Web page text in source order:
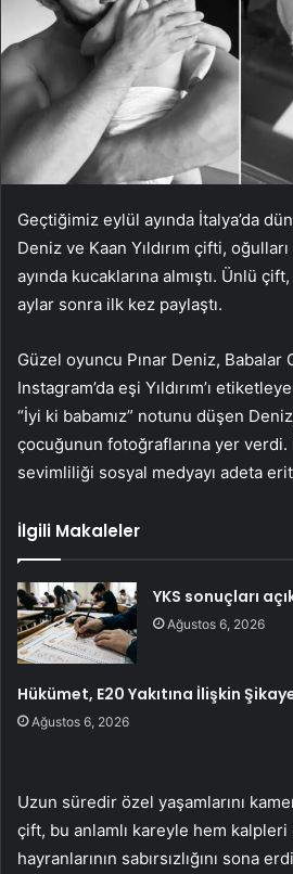
Geçtiğimiz eylül ayında İtalya’da
Deniz ve Kaan Yıldırım çifti,
ayında kucaklarına almıştı. Ünlü
aylar sonra ilk kez paylaştı.
Güzel oyuncu Pınar Deniz, Babalar
Instagram’da eşi Yıldırım’ı
“İyi ki babamız” notunu düşen
çocuğunun fotoğraflarına yer verdi.
sevimliliği sosyal medyayı adeta
İlgili Makaleler
YKS sonuçları
Ağustos 6, 2026
Hükümet, E20 Yakıtına İlişkin
Ağustos 6, 2026
Uzun süredir özel yaşamlarını
çift, bu anlamlı kareyle hem kalpleri
hayranlarının sabırsızlığını sona